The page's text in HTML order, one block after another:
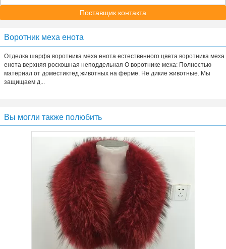
Поставщик контакта
Воротник меха енота
Отделка шарфа воротника меха енота естественного цвета воротника меха
енота верхняя роскошная неподдельная О воротнике меха: Полностью
материал от доместиктед животных на ферме. Не дикие животные. Мы
защищаем д...
Вы могли также полюбить